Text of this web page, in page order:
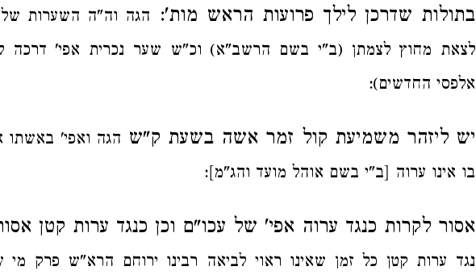
בתולות שדרכן לילך פרועות הראש מות': הגה וה"ה השערות של
לצאת מחוץלצמתן (ב"י בשם הרשב"א) וכ"ש שער נכרית אפי' דרכה
אלפסי החדשים):
יש ליזהר משמיעת קול זמר אשה בשעת ק"ש הגה ואפי' באשתו
בו אינו ערוה [ב"י בשם אוהל מועד והג"מ]:
אסור לקרות כנגד ערוה אפי' של עכו"ם וכן כנגד ערות קטן
נגד ערות קטן כל זמן שאינו ראוי לביאה רבינו ירוחם הרא"ש פרק מי